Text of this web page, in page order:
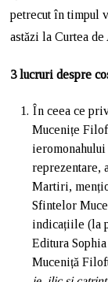
petrecut în timpul
astăzi la Curtea de
3 lucruri despre
În ceea ce
Mucenițe
reprezentare,
Martiri,
Sfintelor
indicațiile (la
Editura
Muceniță